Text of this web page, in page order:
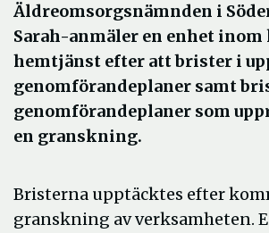
Äldreomsorgsnämnden i
Sarah-anmäler en enhet
hemtjänst efter att brister i
genomförandeplaner samt
genomförandeplaner som
en granskning.
Bristerna upptäcktes efter
granskning av verksamheten.